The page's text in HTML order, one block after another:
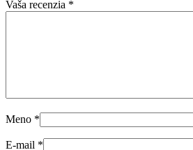
Vaša recenzia *
Meno *
E-mail *